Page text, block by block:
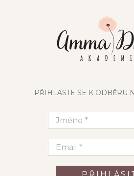
PŘIHLASTE SE K ODBĚRU